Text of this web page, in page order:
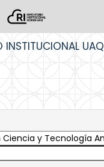
INSTITUCIONAL UAQ